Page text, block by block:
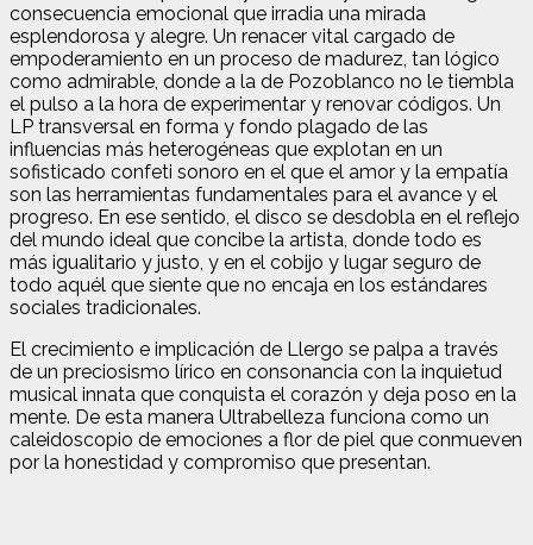
consecuencia emocional que irradia una mirada
esplendorosa y alegre. Un renacer vital cargado de
empoderamiento en un proceso de madurez, tan lógico
como admirable, donde a la de Pozoblanco no le tiembla
el pulso a la hora de experimentar y renovar códigos. Un
LP transversal en forma y fondo plagado de las
influencias más heterogéneas que explotan en un
sofisticado confeti sonoro en el que el amor y la empatía
son las herramientas fundamentales para el avance y el
progreso. En ese sentido, el disco se desdobla en el reflejo
del mundo ideal que concibe la artista, donde todo es
más igualitario y justo, y en el cobijo y lugar seguro de
todo aquél que siente que no encaja en los estándares
sociales tradicionales.
El crecimiento e implicación de Llergo se palpa a través
de un preciosismo lírico en consonancia con la inquietud
musical innata que conquista el corazón y deja poso en la
mente. De esta manera Ultrabelleza funciona como un
caleidoscopio de emociones a flor de piel que conmueven
por la honestidad y compromiso que presentan.